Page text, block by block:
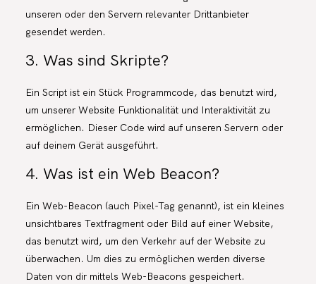
unseren oder den Servern relevanter Drittanbieter
gesendet werden.
3. Was sind Skripte?
Ein Script ist ein Stück Programmcode, das benutzt wird,
um unserer Website Funktionalität und Interaktivität zu
ermöglichen. Dieser Code wird auf unseren Servern oder
auf deinem Gerät ausgeführt.
4. Was ist ein Web Beacon?
Ein Web-Beacon (auch Pixel-Tag genannt), ist ein kleines
unsichtbares Textfragment oder Bild auf einer Website,
das benutzt wird, um den Verkehr auf der Website zu
überwachen. Um dies zu ermöglichen werden diverse
Daten von dir mittels Web-Beacons gespeichert.